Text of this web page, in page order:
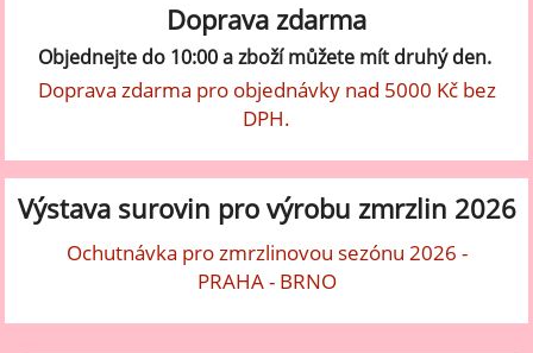
Doprava zdarma
Objednejte do 10:00 a zboží můžete mít druhý den.
Doprava zdarma pro objednávky nad 5000 Kč bez
DPH.
Výstava surovin pro výrobu zmrzlin 2026
Ochutnávka pro zmrzlinovou sezónu 2026 -
PRAHA - BRNO